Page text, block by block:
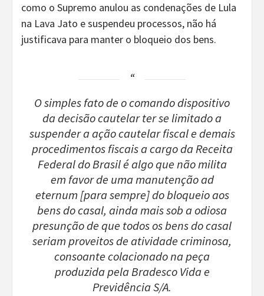
como o Supremo anulou as condenações de Lula
na Lava Jato e suspendeu processos, não há
justificava para manter o bloqueio dos bens.
O simples fato de o comando dispositivo
da decisão cautelar ter se limitado a
suspender a ação cautelar fiscal e demais
procedimentos fiscais a cargo da Receita
Federal do Brasil é algo que não milita
em favor de uma manutenção ad
eternum [para sempre] do bloqueio aos
bens do casal, ainda mais sob a odiosa
presunção de que todos os bens do casal
seriam proveitos de atividade criminosa,
consoante colacionado na peça
produzida pela Bradesco Vida e
Previdência S/A.